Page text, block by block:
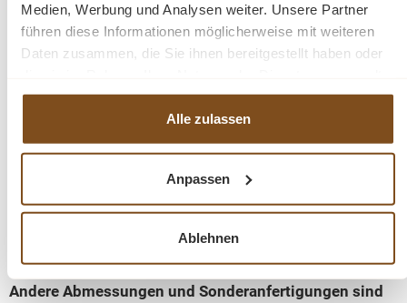
Medien, Werbung und Analysen weiter. Unsere Partner
führen diese Informationen möglicherweise mit weiteren
Daten zusammen, die Sie ihnen bereitgestellt haben oder
haben.
Alle zulassen
Anpassen
Ablehnen
1 Schubladen
montiert
Landhausstil
Beschläge/Griffe wählbar
Geben Sie bitte Ihre gewünschte Farbe für Innen &
Außen beim Kauf im Kommentarfeld mit an.
Oberflächen und Farben sind frei wählbar. 36 Farben
und 8 Oberflächen (lackiert/gewachst/Natur usw.) -
Andere Abmessungen und Sonderanfertigungen sind